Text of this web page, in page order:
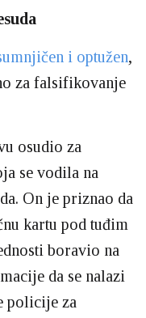
i optužen,
za falsifikovanje
osudio za
se vodila na
On je priznao da
kartu pod tuđim
boravio na
da se nalazi
policije za